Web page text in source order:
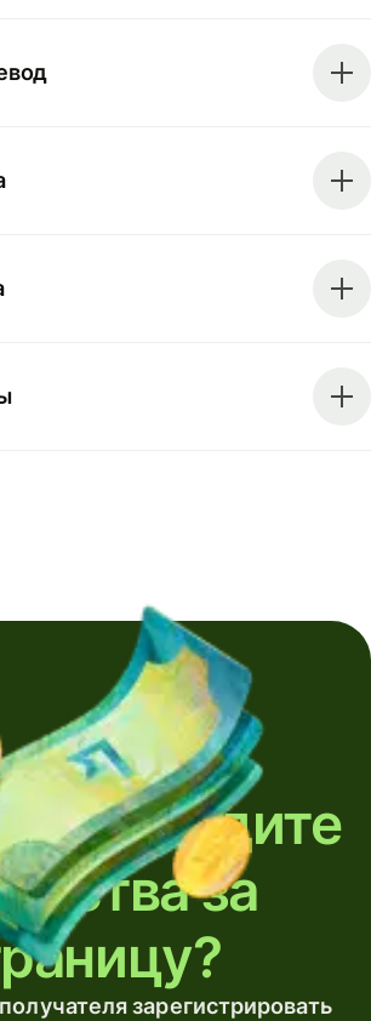
переводите
за
зарегистрировать